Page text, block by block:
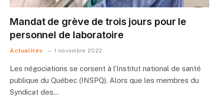
Mandat de grève de trois jours pour le
personnel de laboratoire
Actualités 1 novembre 2022
Les négociations se corsent à l’Institut national de santé
publique du Québec (INSPQ). Alors que les membres du
Syndicat des…